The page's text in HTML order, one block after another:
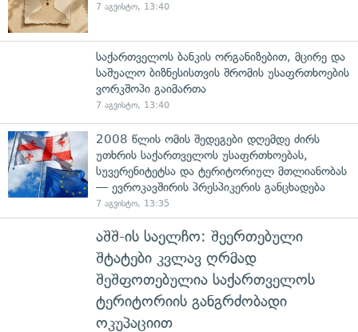
7 აგვისტო, 13:40
საქართველოს ბანკის ორგანიზებით, მცირე და
საშუალო ბიზნესისთვის შრომის უსაფრთხოების
ვორკშოპი გაიმართა
7 აგვისტო, 13:40
2008 წლის ომის შედეგები დღემდე ძირს
უთხრის საქართველოს უსაფრთხოებას,
სუვერენიტეტსა და ტერიტორიულ მთლიანობას
— ევროკავშირის პრესპიკერის განცხადება
7 აგვისტო, 13:35
აშშ-ის საელჩო: შეერთებული
შტატები კვლავ ღრმად
შეშფოთებულია საქართველოს
ტერიტორიის განგრძობადი
ოკუპაციით